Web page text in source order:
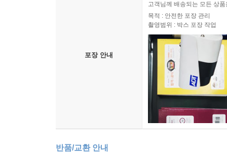
포장 안내
고객님께 배송되는 모든 상
목적 : 안전한 포장 관리
촬영범위 : 박스 포장 작업
반품/교환 안내